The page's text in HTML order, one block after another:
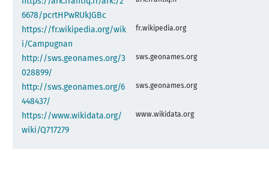
6678/pcrtHPwRUkJGBc
https://fr.wikipedia.org/wik
i/Campugnan
fr.wikipedia.org
http://sws.geonames.org/3
028899/
sws.geonames.org
http://sws.geonames.org/6
448437/
sws.geonames.org
https://www.wikidata.org/
wiki/Q717279
www.wikidata.org